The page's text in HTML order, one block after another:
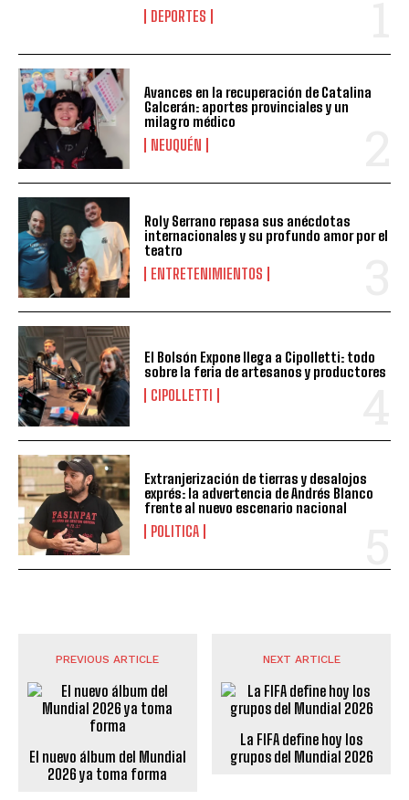
DEPORTES
Avances en la recuperación de Catalina
Galcerán: aportes provinciales y un
milagro médico
NEUQUÉN
Roly Serrano repasa sus anécdotas
internacionales y su profundo amor por el
teatro
ENTRETENIMIENTOS
El Bolsón Expone llega a Cipolletti: todo
sobre la feria de artesanos y productores
CIPOLLETTI
Extranjerización de tierras y desalojos
exprés: la advertencia de Andrés Blanco
frente al nuevo escenario nacional
POLITICA
PREVIOUS ARTICLE
El nuevo álbum del Mundial
2026 ya toma forma
NEXT ARTICLE
La FIFA define hoy los
grupos del Mundial 2026